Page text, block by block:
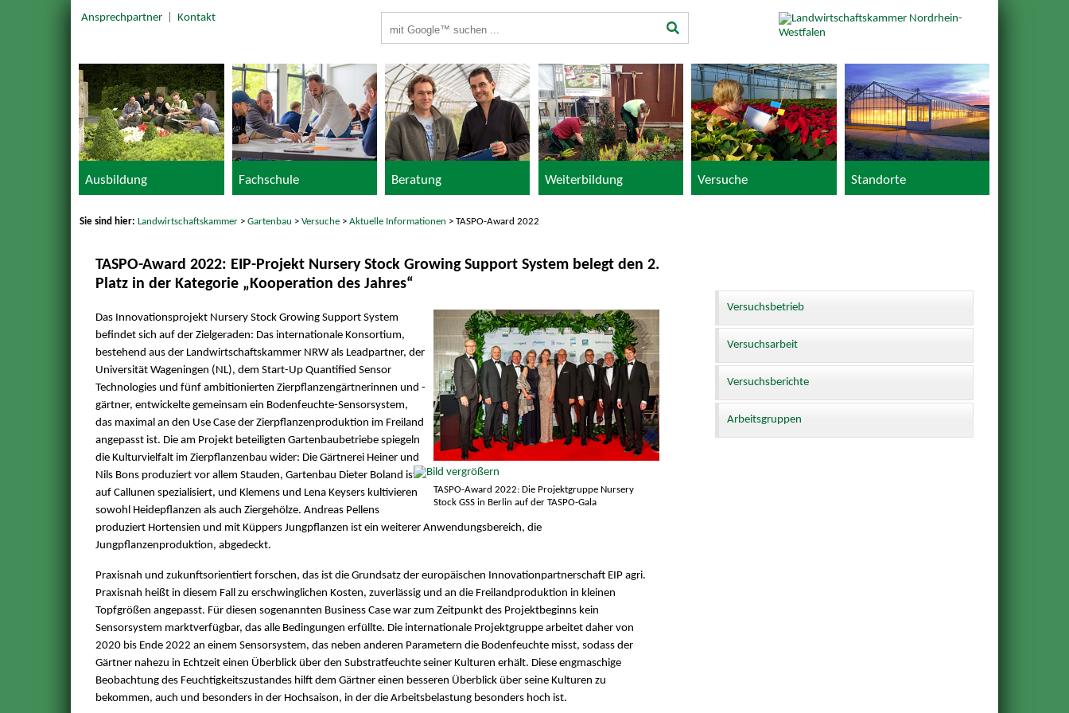
Ansprechpartner| Kontakt
Ausbildung Fachschule Beratung Weiterbildung Versuche Standorte
Sie sind hier:Landwirtschaftskammer >Gartenbau >Versuche >Aktuelle Informationen > TASPO-Award 2022
TASPO-Award 2022: EIP-Projekt Nursery Stock Growing Support System belegt den 2.
Platz in der Kategorie „Kooperation des Jahres“
TASPO-Award 2022: Die Projektgruppe Nursery
Stock GSS in Berlin auf der TASPO-Gala
Das Innovationsprojekt Nursery Stock Growing Support System
befindet sich auf der Zielgeraden: Das internationale Konsortium,
bestehend aus der Landwirtschaftskammer NRW als Leadpartner, der
Universität Wageningen (NL), dem Start-Up Quantified Sensor
Technologies und fünf ambitionierten Zierpflanzengärtnerinnen und -
gärtner, entwickelte gemeinsam ein Bodenfeuchte-Sensorsystem,
das maximal an den Use Case der Zierpflanzenproduktion im Freiland
angepasst ist. Die am Projekt beteiligten Gartenbaubetriebe spiegeln
die Kulturvielfalt im Zierpflanzenbau wider: Die Gärtnerei Heiner und
Nils Bons produziert vor allem Stauden, Gartenbau Dieter Boland ist
auf Callunen spezialisiert, und Klemens und Lena Keysers kultivieren
sowohl Heidepflanzen als auch Ziergehölze. Andreas Pellens
produziert Hortensien und mit Küppers Jungpflanzen ist ein weiterer Anwendungsbereich, die
Jungpflanzenproduktion, abgedeckt.
Praxisnah und zukunftsorientiert forschen, das ist die Grundsatz der europäischen Innovationpartnerschaft EIP agri.
Praxisnah heißt in diesem Fall zu erschwinglichen Kosten, zuverlässig und an die Freilandproduktion in kleinen
Topfgrößen angepasst. Für diesen sogenannten Business Case war zum Zeitpunkt des Projektbeginns kein
Sensorsystem marktverfügbar, das alle Bedingungen erfüllte. Die internationale Projektgruppe arbeitet daher von
2020 bis Ende 2022 an einem Sensorsystem, das neben anderen Parametern die Bodenfeuchte misst, sodass der
Gärtner nahezu in Echtzeit einen Überblick über den Substratfeuchte seiner Kulturen erhält. Diese engmaschige
Beobachtung des Feuchtigkeitszustandes hilft dem Gärtner einen besseren Überblick über seine Kulturen zu
bekommen, auch und besonders in der Hochsaison, in der die Arbeitsbelastung besonders hoch ist.
Versuchsbetrieb
Versuchsarbeit
Versuchsberichte
Arbeitsgruppen